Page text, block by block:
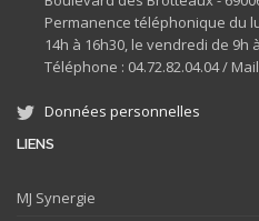
Permanence téléphonique du
14h à 16h30, le vendredi de 9h
Téléphone : 04.72.82.04.04 /
Données personnelles
LIENS
MJ Synergie